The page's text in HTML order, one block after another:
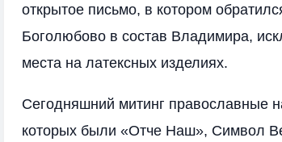
открытое письмо, в котором
Боголюбово в состав Владимира,
места на латексных изделиях.
Сегодняшний митинг православные
которых были «Отче Наш», Символ